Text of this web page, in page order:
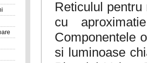
Reticulul
cu
Componentele
si luminoase